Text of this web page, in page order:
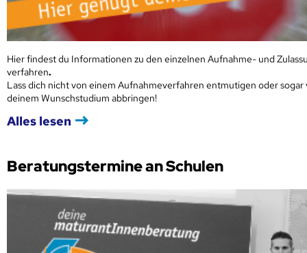
Hier findest du Informationen zu den einzelnen Aufnahme- und
verfahren.
Lass dich nicht von einem Aufnahmeverfahren entmutigen oder sogar
deinem Wunschstudium abbringen!
Alles lesen
Beratungstermine an Schulen